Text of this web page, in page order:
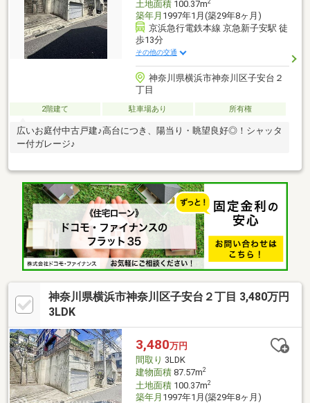
土地面積100.37m2
築年月 1997年1月(築29年8ヶ月)
京浜急行電鉄本線 京急新子安駅 徒
歩13分
その他の交通
神奈川県横浜市神奈川区子安台２
丁目
2階建て 駐車場あり 所有権
広いお庭付中古戸建♪高台につき、陽当り・眺望良好◎！シャッタ
ー付ガレージ♪
神奈川県横浜市神奈川区子安台２丁目 3,480万円
3LDK
3,480万円
間取り 3LDK
建物面積87.57m2
土地面積100.37m2
築年月 1997年1月(築29年8ヶ月)